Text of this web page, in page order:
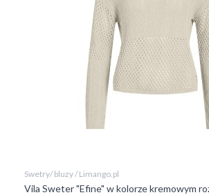
Swetry/ bluzy / Limango.pl
Vila Sweter "Efine" w kolorze kremowym